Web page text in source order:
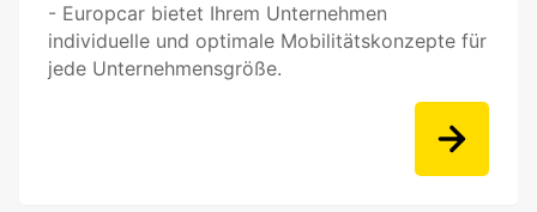
- Europcar bietet Ihrem Unternehmen
individuelle und optimale Mobilitätskonzepte für
jede Unternehmensgröße.